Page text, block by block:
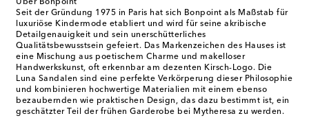
Über Bonpoint
Seit der Gründung 1975 in Paris hat sich Bonpoint als Maßstab für
luxuriöse Kindermode etabliert und wird für seine akribische
Detailgenauigkeit und sein unerschütterliches
Qualitätsbewusstsein gefeiert. Das Markenzeichen des Hauses ist
eine Mischung aus poetischem Charme und makelloser
Handwerkskunst, oft erkennbar am dezenten Kirsch-Logo. Die
Luna Sandalen sind eine perfekte Verkörperung dieser Philosophie
und kombinieren hochwertige Materialien mit einem ebenso
bezaubernden wie praktischen Design, das dazu bestimmt ist, ein
geschätzter Teil der frühen Garderobe bei Mytheresa zu werden.